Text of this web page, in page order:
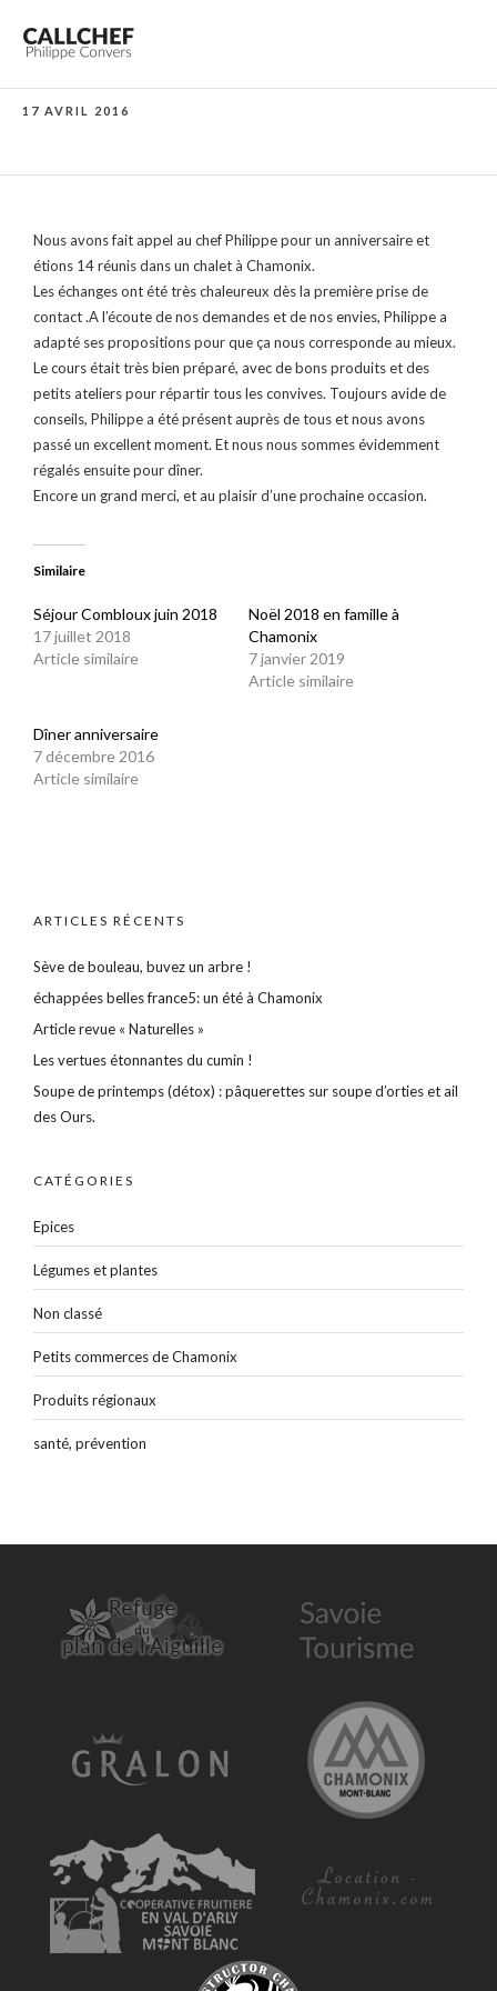
17 AVRIL 2016
Nous avons fait appel au chef Philippe pour un anniversaire et
étions 14 réunis dans un chalet à Chamonix.
Les échanges ont été très chaleureux dès la première prise de
contact .A l’écoute de nos demandes et de nos envies, Philippe a
adapté ses propositions pour que ça nous corresponde au mieux.
Le cours était très bien préparé, avec de bons produits et des
petits ateliers pour répartir tous les convives. Toujours avide de
conseils, Philippe a été présent auprès de tous et nous avons
passé un excellent moment. Et nous nous sommes évidemment
régalés ensuite pour dîner.
Encore un grand merci, et au plaisir d’une prochaine occasion.
Similaire
Séjour Combloux juin 2018
17 juillet 2018
Article similaire
Noël 2018 en famille à
Chamonix
7 janvier 2019
Article similaire
Dîner anniversaire
7 décembre 2016
Article similaire
ARTICLES RÉCENTS
Sève de bouleau, buvez un arbre !
échappées belles france5: un été à Chamonix
Article revue « Naturelles »
Les vertues étonnantes du cumin !
Soupe de printemps (détox) : pâquerettes sur soupe d’orties et ail
des Ours.
CATÉGORIES
Epices
Légumes et plantes
Non classé
Petits commerces de Chamonix
Produits régionaux
santé, prévention